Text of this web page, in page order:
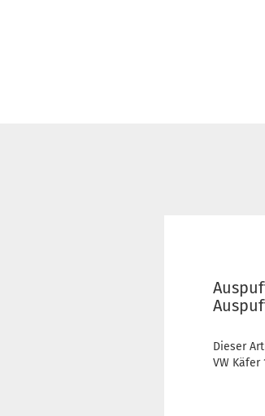
Dieser
VW Käfer